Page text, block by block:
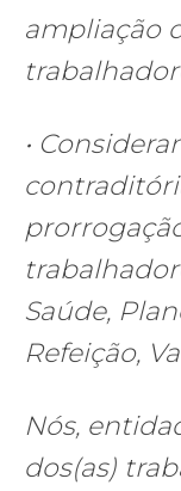
ampliação
•
Saúde,
Refeição,
Nós,
dos(as)